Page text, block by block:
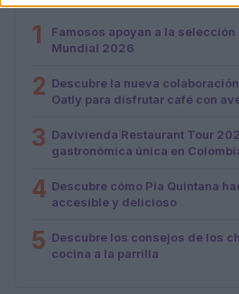
1
Famosos apoyan a la selección
Mundial 2026
2 Descubre la nueva
Oatly para disfrutar café con
3 Davivienda Restaurant Tour
gastronómica única en
4 Descubre cómo Pía Quintana
accesible y delicioso
5 Descubre los consejos de los
cocina a la parrilla